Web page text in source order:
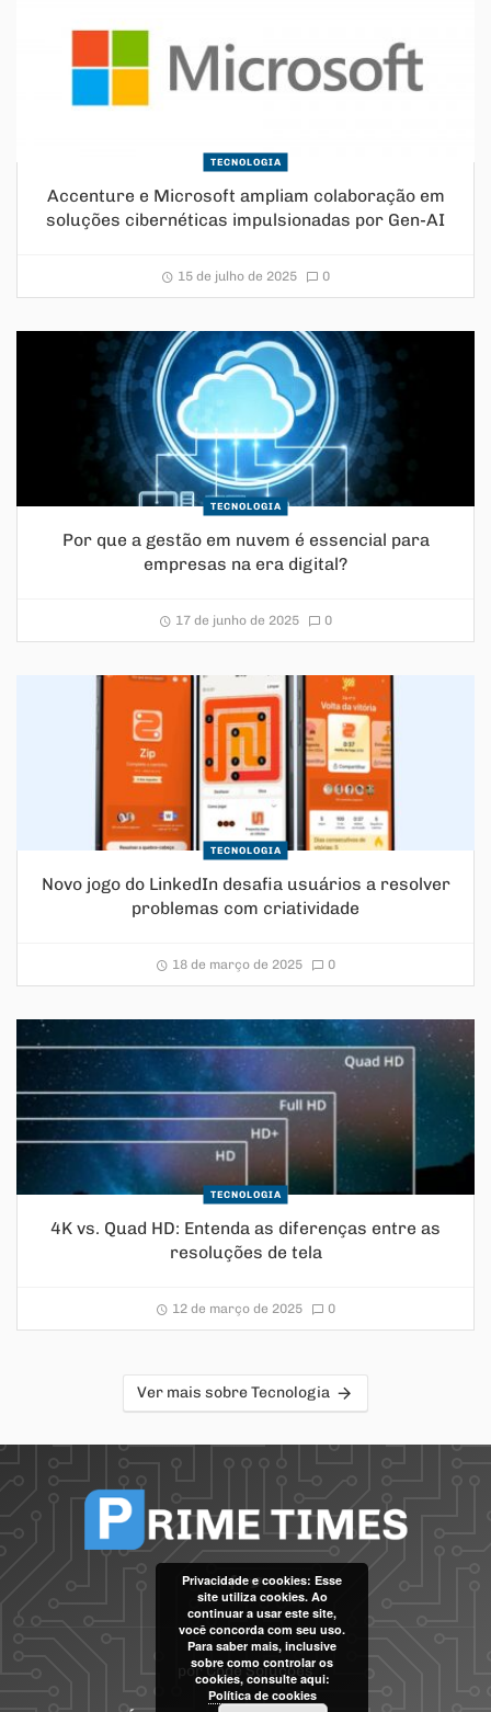
TECNOLOGIA
Accenture e Microsoft ampliam colaboração em
soluções cibernéticas impulsionadas por Gen-AI
15 de julho de 2025 0
TECNOLOGIA
Por que a gestão em nuvem é essencial para
empresas na era digital?
17 de junho de 2025 0
TECNOLOGIA
Novo jogo do LinkedIn desafia usuários a resolver
problemas com criatividade
18 de março de 2025 0
TECNOLOGIA
4K vs. Quad HD: Entenda as diferenças entre as
resoluções de tela
12 de março de 2025 0
Ver mais sobre Tecnologia
porCode Soluções
Privacidade e cookies: Esse
site utiliza cookies. Ao
continuar a usar este site,
você concorda com seu uso.
Para saber mais, inclusive
sobre como controlar os
cookies, consulte aqui:
Política de cookies